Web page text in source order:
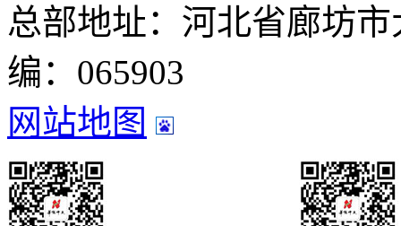
总部地址：河北省廊坊
编：065903
网站地图